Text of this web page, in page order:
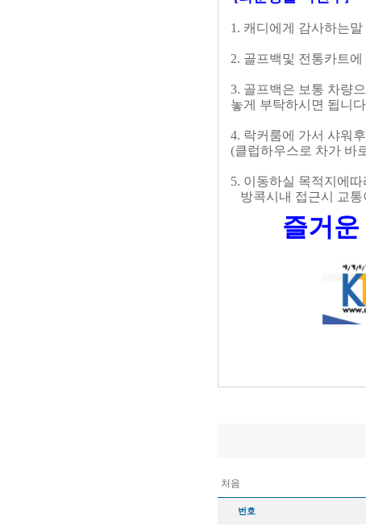
1. 캐디에게 감사하는말
2. 골프백및 전통카트
3. 골프백은 보통 차량
놓게 부탁하시면 됩니
4. 락커룸에 가서 샤워
(클럽하우스로 차가 바
5. 이동하실 목적지에
방콕시내 접근시 교통
즐거운
처음
번호